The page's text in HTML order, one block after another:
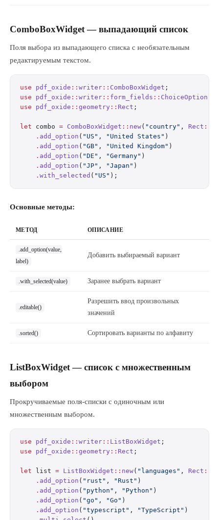
ComboBoxWidget — выпадающий список
Поля выбора из выпадающего списка с необязательным
редактируемым текстом.
use pdf_oxide :: writer :: ComboBoxWidget ;
use pdf_oxide :: writer :: form_fields :: ChoiceOption
use pdf_oxide :: geometry :: Rect ;
let combo = ComboBoxWidget :: new( "country" , Rect ::
    .
add_option ( "US" , "United States" )
    .
add_option ( "GB" , "United Kingdom" )
    .
add_option ( "DE" , "Germany" )
    .
add_option ( "JP" , "Japan" )
    .
with_selected ( "US" );
Основные методы:
МЕТОД ОПИСАНИЕ
.add_option(value,
label)
Добавить выбираемый вариант
.with_selected(value) Заранее выбрать вариант
.editable()
Разрешить ввод произвольных
значений
.sorted() Сортировать варианты по алфавиту
ListBoxWidget — список с множественным
выбором
Прокручиваемые поля-списки с одиночным или
множественным выбором.
use pdf_oxide :: writer :: ListBoxWidget ;
use pdf_oxide :: geometry :: Rect ;
let list = ListBoxWidget :: new( "languages" , Rect ::
    .
add_option ( "rust" , "Rust" )
    .
add_option ( "python" , "Python" )
    .
add_option ( "go" , "Go" )
    .
add_option ( "typescript" , "TypeScript" )